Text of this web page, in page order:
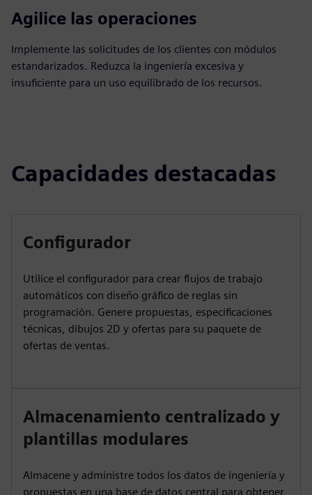
Agilice las operaciones
Implemente las solicitudes de los clientes con módulos
estandarizados. Reduzca la ingeniería excesiva y
insuficiente para un uso equilibrado de los recursos.
Capacidades destacadas
Configurador
Utilice el configurador para crear flujos de trabajo
automáticos con diseño gráfico de reglas sin
programación. Genere propuestas, especificaciones
técnicas, dibujos 2D y ofertas para su paquete de
ofertas de ventas.
Almacenamiento centralizado y
plantillas modulares
Almacene y administre todos los datos de ingeniería y
propuestas en una base de datos central para obtener